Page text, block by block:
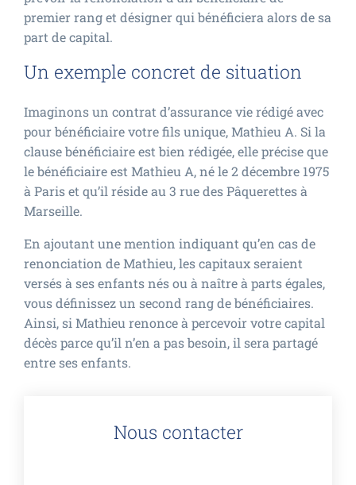
premier rang et désigner qui bénéficiera alors de sa
part de capital.
Un exemple concret de situation
Imaginons un contrat d’assurance vie rédigé avec
pour bénéficiaire votre fils unique, Mathieu A. Si la
clause bénéficiaire est bien rédigée, elle précise que
le bénéficiaire est Mathieu A, né le 2 décembre 1975
à Paris et qu’il réside au 3 rue des Pâquerettes à
Marseille.
En ajoutant une mention indiquant qu’en cas de
renonciation de Mathieu, les capitaux seraient
versés à ses enfants nés ou à naître à parts égales,
vous définissez un second rang de bénéficiaires.
Ainsi, si Mathieu renonce à percevoir votre capital
décès parce qu’il n’en a pas besoin, il sera partagé
entre ses enfants.
Nous contacter